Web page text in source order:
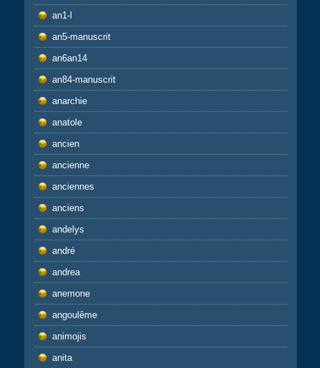
an1-l
an5-manuscrit
an6an14
an84-manuscrit
anarchie
anatole
ancien
ancienne
anciennes
anciens
andelys
andré
andrea
anemone
angoulême
animojis
anita